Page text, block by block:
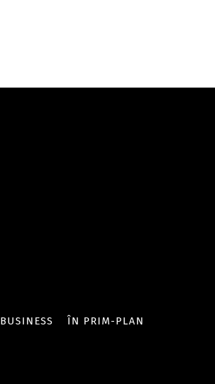
BUSINESS ÎN PRIM-PLAN